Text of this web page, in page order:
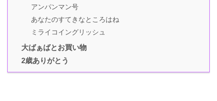
アンパンマン号
あなたのすてきなところはね
ミライコイングリッシュ
大ばぁばとお買い物
2歳ありがとう